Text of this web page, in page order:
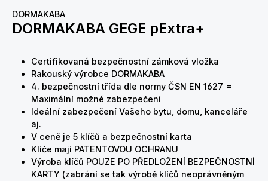
DORMAKABA
DORMAKABA GEGE pExtra+
Certifikovaná bezpečnostní zámková vložka
Rakouský výrobce DORMAKABA
4. bezpečnostní třída dle normy ČSN EN 1627 =
Maximální možné zabezpečení
Ideální zabezpečení Vašeho bytu, domu, kanceláře
aj.
V ceně je 5 klíčů a bezpečnostní karta
Klíče mají PATENTOVOU OCHRANU
Výroba klíčů POUZE PO PŘEDLOŽENÍ BEZPEČNOSTNÍ
KARTY (zabrání se tak výrobě klíčů neoprávněným